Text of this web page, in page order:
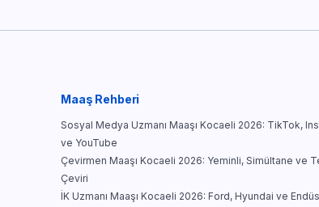
Maaş Rehberi
Sosyal Medya Uzmanı Maaşı Kocaeli 2026: TikTok,
ve YouTube
Çevirmen Maaşı Kocaeli 2026: Yeminli, Simültane ve
Çeviri
İK Uzmanı Maaşı Kocaeli 2026: Ford, Hyundai ve